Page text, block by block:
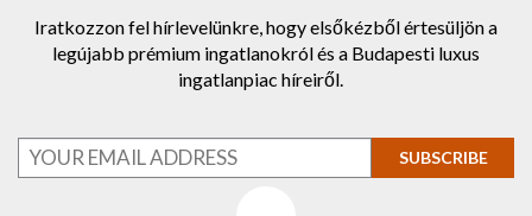
Iratkozzon fel hírlevelünkre, hogy elsőkézből értesüljön a
legújabb prémium ingatlanokról és a Budapesti luxus
ingatlanpiac híreiről.
SUBSCRIBE